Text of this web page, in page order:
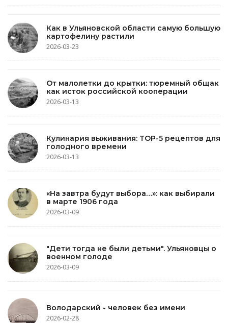
Как в Ульяновской области самую большую
картофелину растили
2026-03-23
От малолетки до крытки: тюремный общак
как исток российской кооперации
2026-03-13
Кулинария выживания: TOP-5 рецептов для
голодного времени
2026-03-13
«На завтра будут выбора…»: как выбирали
в марте 1906 года
2026-03-09
"Дети тогда не были детьми". Ульяновцы о
военном голоде
2026-03-09
Володарский - человек без имени
2026-02-28